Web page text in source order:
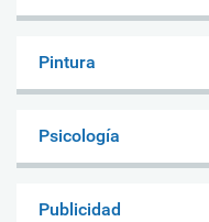
Pintura
Psicología
Publicidad